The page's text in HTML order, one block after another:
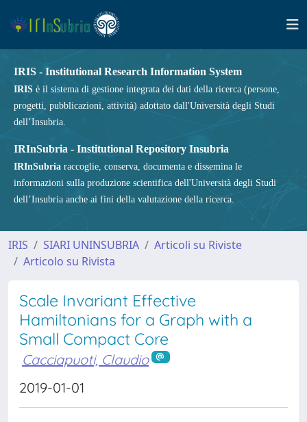
IRIS - Institutional Research Information System
IRIS è il sistema di gestione integrata dei dati della ricerca (persone,
progetti, pubblicazioni, attività) adottato dall'Università degli Studi
dell’Insubria.
IRInSubria - Institutional Repository Insubria
IRInSubria raccoglie, conserva, documenta e dissemina le
informazioni sulla produzione scientifica dell'Università degli Studi
dell’Insubria anche ai fini della valutazione della ricerca.
IRIS SIARI UNINSUBRIA
Articoli su Riviste
Articolo su Rivista
Scale Invariant Effective
Hamiltonians for a Graph with a
Small Compact Core
Cacciapuoti, Claudio
2019-01-01